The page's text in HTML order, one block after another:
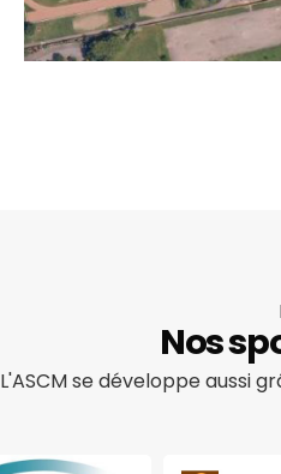
Nos
L'ASCM se développe aussi